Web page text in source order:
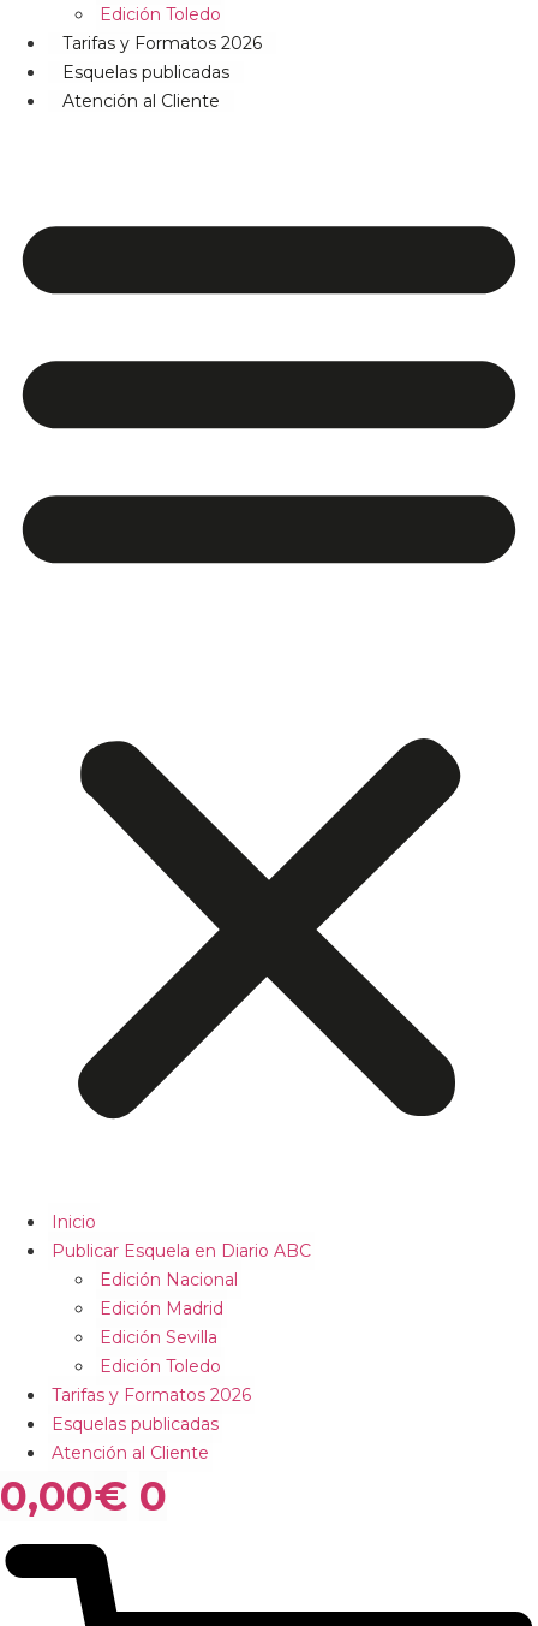
Edición Toledo
Tarifas y Formatos 2026
Esquelas publicadas
Atención al Cliente
Inicio
Publicar Esquela en Diario ABC
Edición Nacional
Edición Madrid
Edición Sevilla
Edición Toledo
Tarifas y Formatos 2026
Esquelas publicadas
Atención al Cliente
0,00€ 0